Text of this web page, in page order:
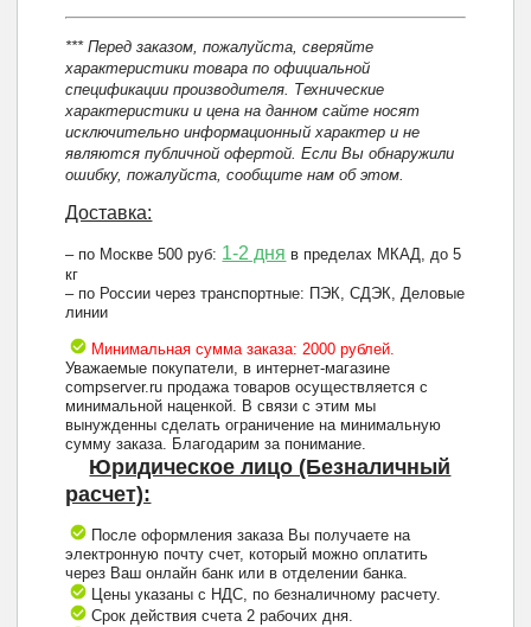
*** Перед заказом, пожалуйста, сверяйте
характеристики товара по официальной
спецификации производителя. Технические
характеристики и цена на данном сайте носят
исключительно информационный характер и не
являются публичной офертой. Если Вы обнаружили
ошибку, пожалуйста, сообщите нам об этом.
Доставка:
– по Москве 500 руб: 1-2 дня в пределах МКАД, до 5
кг
– по России через транспортные: ПЭК, СДЭК, Деловые
линии
Минимальная сумма заказа: 2000 рублей.
Уважаемые покупатели, в интернет-магазине
compserver.ru продажа товаров осуществляется с
минимальной наценкой. В связи с этим мы
вынужденны сделать ограничение на минимальную
сумму заказа. Благодарим за понимание.
Юридическое лицо (Безналичный
расчет):
После оформления заказа Вы получаете на
электронную почту счет, который можно оплатить
через Ваш онлайн банк или в отделении банка.
Цены указаны с НДС, по безналичному расчету.
Срок действия счета 2 рабочих дня.